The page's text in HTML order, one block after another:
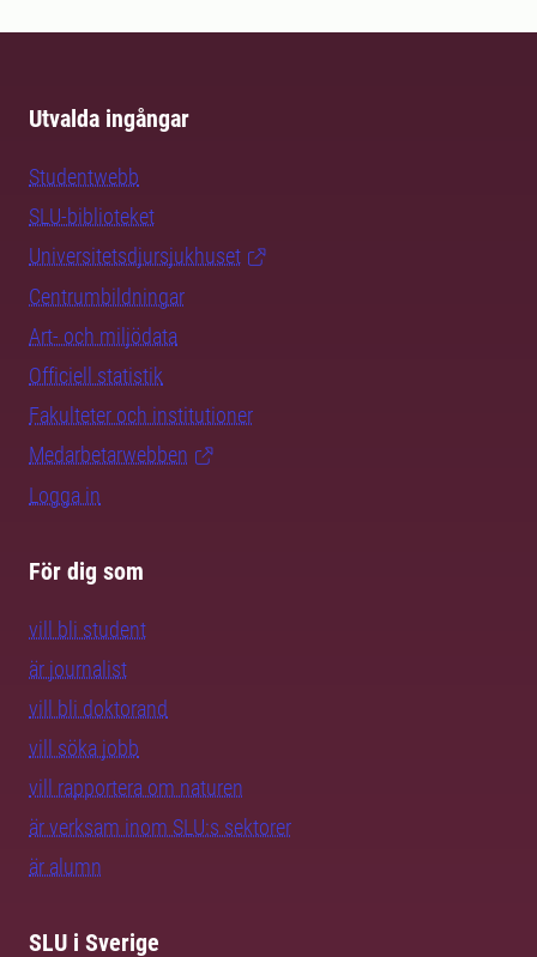
Utvalda ingångar
Studentwebb
SLU-biblioteket
Universitetsdjursjukhuset
Centrumbildningar
Art- och miljödata
Officiell statistik
Fakulteter och institutioner
Medarbetarwebben
Logga in
För dig som
vill bli student
är journalist
vill bli doktorand
vill söka jobb
vill rapportera om naturen
är verksam inom SLU:s sektorer
är alumn
SLU i Sverige